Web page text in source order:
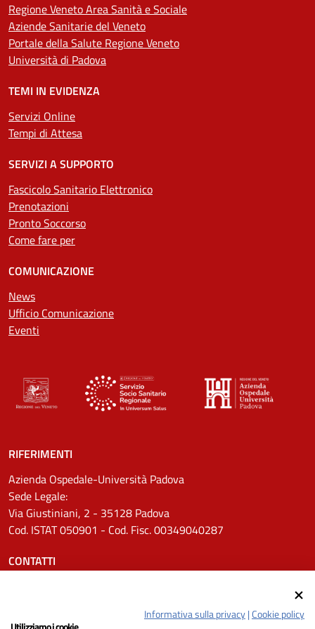
Regione Veneto Area Sanità e Sociale
Aziende Sanitarie del Veneto
Portale della Salute Regione Veneto
Università di Padova
TEMI IN EVIDENZA
Servizi Online
Tempi di Attesa
SERVIZI A SUPPORTO
Fascicolo Sanitario Elettronico
Prenotazioni
Pronto Soccorso
Come fare per
COMUNICAZIONE
News
Ufficio Comunicazione
Eventi
RIFERIMENTI
Azienda Ospedale-Università Padova
Sede Legale:
Via Giustiniani, 2 - 35128 Padova
Cod. ISTAT 050901 - Cod. Fisc. 00349040287
CONTATTI
Pec: protocollo.aopd@pecveneto.itInformativa sulla privacy|Cookie policy